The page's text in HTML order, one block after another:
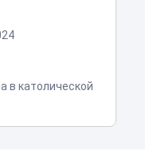
в католической